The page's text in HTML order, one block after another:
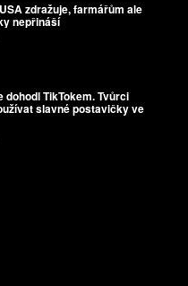
zdražuje, farmářům ale
nepřináší
dohodl TikTokem. Tvůrci
slavné postavičky ve